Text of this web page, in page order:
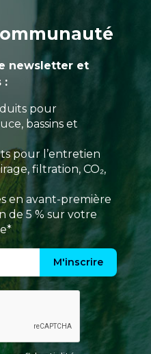
newsletter et
:
pour
bassins et
pour l’entretien
filtration, CO₂,
en avant-première
de 5 % sur votre
M'inscrire